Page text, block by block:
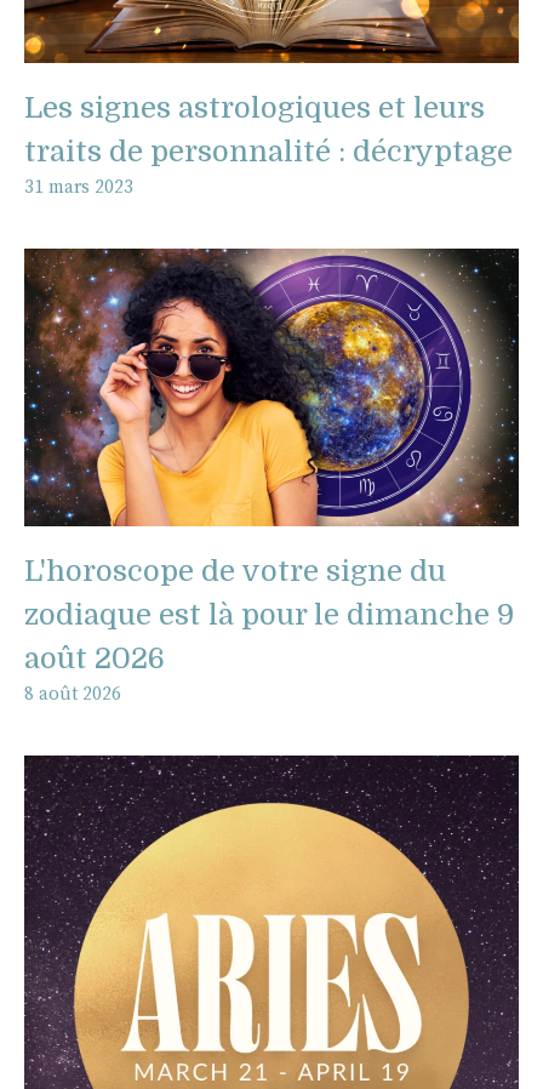
Les signes astrologiques et leurs
traits de personnalité : décryptage
31 mars 2023
L'horoscope de votre signe du
zodiaque est là pour le dimanche 9
août 2026
8 août 2026